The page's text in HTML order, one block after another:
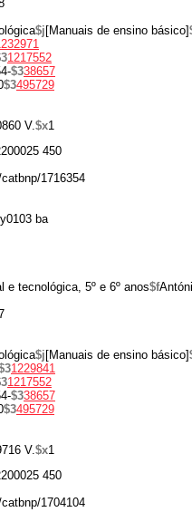
$j [Manuais de ensino básico]
1217552
$338657
$3495729
V.$x1
450
1716354
ba
e tecnológica, 5º e 6º anos$f
$j [Manuais de ensino básico]
1229841
1217552
$338657
$3495729
V.$x1
450
1704104